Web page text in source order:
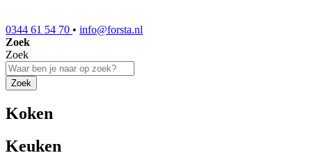
0344 61 54 70 • info@forsta.nl
Zoek
Zoek
Zoek
Koken
Keuken